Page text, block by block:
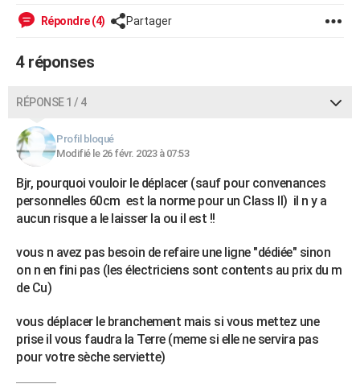
Carte de Noël
Carte Bonne année
Carte Saint-Valentin
Carte Pâques
Carte d'anniversaire
DICTIONNAIRE
S'inscrire
Se connecter
Lycées
Collèges
Primaires
Universités
Entreprises
Service militaire
Avis de recherche
FORUM
Répondre (4) Partager
4 réponses
RÉPONSE 1 / 4
Profil bloqué
Modifié le 26 févr. 2023 à 07:53
Bjr, pourquoi vouloir le déplacer (sauf pour convenances
personnelles 60cm est la norme pour un Class II) il n y a
aucun risque a le laisser la ou il est !!
vous n avez pas besoin de refaire une ligne "dédiée" sinon
on n en fini pas (les électriciens sont contents au prix du m
de Cu)
vous déplacer le branchement mais si vous mettez une
prise il vous faudra la Terre (meme si elle ne servira pas
pour votre sèche serviette)